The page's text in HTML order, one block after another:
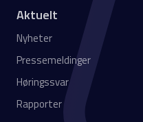
Aktuelt
Nyheter
Pressemeldinger
Høringssvar
Rapporter